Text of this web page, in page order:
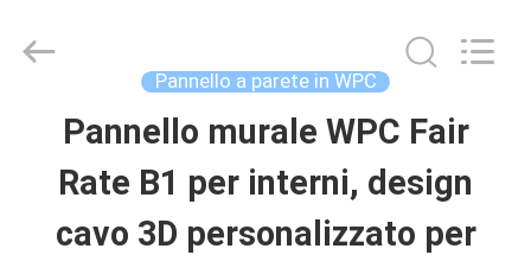
CASA
PRODOTTI
Oasis
Pannello a parete in WPC
Pannello murale WPC Fair
Rate B1 per interni, design
cavo 3D personalizzato per